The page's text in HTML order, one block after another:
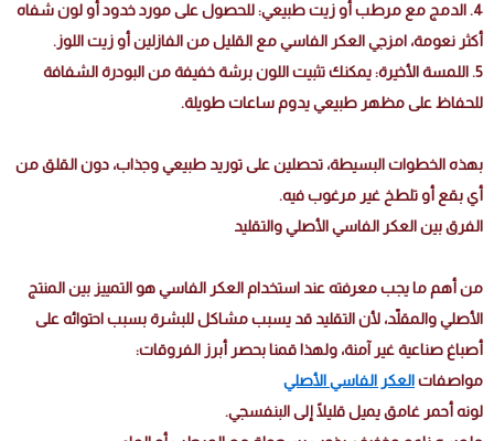
4. الدمج مع مرطب أو زيت طبيعي: للحصول على مورد خدود أو لون شفاه
أكثر نعومة، امزجي العكر الفاسي مع القليل من الفازلين أو زيت اللوز.
5. اللمسة الأخيرة: يمكنك تثبيت اللون برشة خفيفة من البودرة الشفافة
للحفاظ على مظهر طبيعي يدوم ساعات طويلة.
بهذه الخطوات البسيطة، تحصلين على توريد طبيعي وجذاب، دون القلق من
أي بقع أو تلطخ غير مرغوب فيه.
الفرق بين العكر الفاسي الأصلي والتقليد
من أهم ما يجب معرفته عند استخدام العكر الفاسي هو التمييز بين المنتج
الأصلي والمقلّد، لأن التقليد قد يسبب مشاكل للبشرة بسبب احتوائه على
أصباغ صناعية غير آمنة، ولهذا قمنا بحصر أبرز الفروقات:
مواصفاتالعكر الفاسي الأصلي
لونه أحمر غامق يميل قليلًا إلى البنفسجي.